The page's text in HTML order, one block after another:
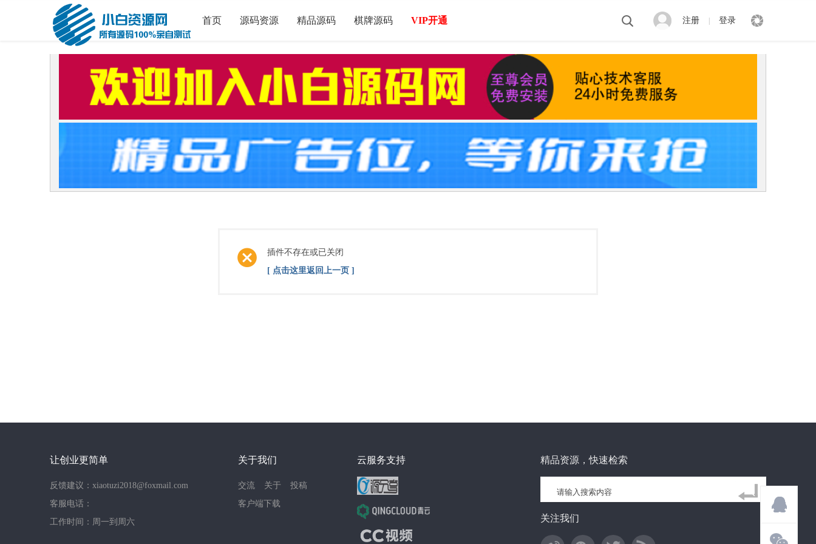
首页 源码资源 精品源码 棋牌源码 VIP开通 注册 登录
插件不存在或已关闭
[ 点击这里返回上一页 ]
让创业更简单
反馈建议：xiaotuzi2018@foxmail.com
客服电话：
工作时间：周一到周六
关于我们
交流 关于
投稿
客户端下载
云服务支持 精品资源，快速检索
关注我们